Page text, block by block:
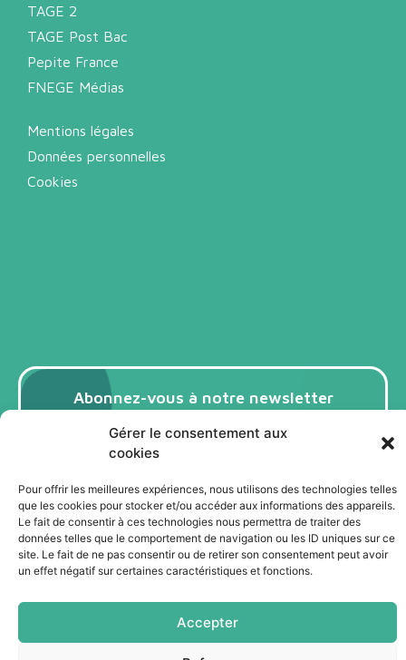
Gérer le consentement aux
cookies
Pour offrir les meilleures expériences, nous utilisons des technologies telles
que les cookies pour stocker et/ou accéder aux informations des appareils.
Le fait de consentir à ces technologies nous permettra de traiter des
données telles que le comportement de navigation ou les ID uniques sur ce
site. Le fait de ne pas consentir ou de retirer son consentement peut avoir
un effet négatif sur certaines caractéristiques et fonctions.
Accepter
TAGE 2
TAGE Post Bac
Pepite France
FNEGE Médias
Mentions légales
Données personnelles
Cookies
Abonnez-vous à notre newsletter